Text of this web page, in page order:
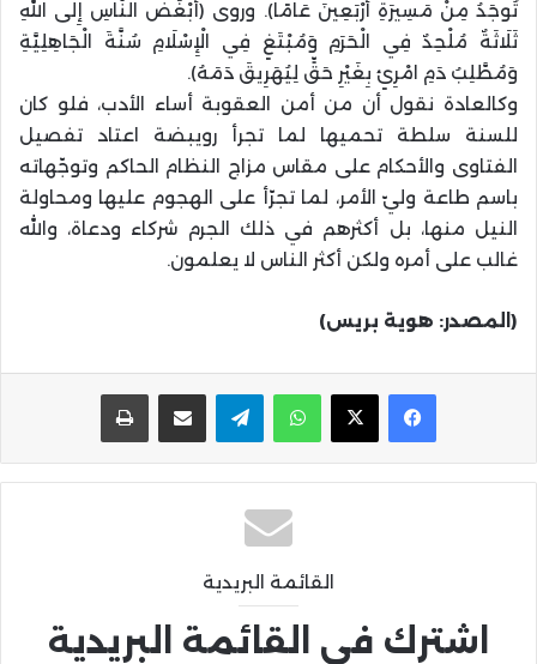
تُوجَدُ مِنْ مَسِيرَةِ أَرْبَعِينَ عَامًا). وروى (أَبْغَضُ النَّاسِ إِلَى اللَّهِ
ثَلَاثَةٌ مُلْحِدٌ فِي الْحَرَمِ وَمُبْتَغٍ فِي الْإِسْلَامِ سُنَّةَ الْجَاهِلِيَّةِ
وَمُطَّلِبُ دَمِ امْرِئٍ بِغَيْرِ حَقٍّ لِيُهَرِيقَ دَمَهُ).
وكالعادة نقول أن من أمن العقوبة أساء الأدب، فلو كان
للسنة سلطة تحميها لما تجرأ رويبضة اعتاد تفصيل
الفتاوى والأحكام على مقاس مزاج النظام الحاكم وتوجّهاته
باسم طاعة وليّ الأمر، لما تجرّأ على الهجوم عليها ومحاولة
النيل منها، بل أكثرهم في ذلك الجرم شركاء ودعاة، والله
غالب على أمره ولكن أكثر الناس لا يعلمون.
(المصدر: هوية بريس)
واتساب تيلقرام مشاركة عبر البريد
القائمة البريدية
اشترك في القائمة البريدية